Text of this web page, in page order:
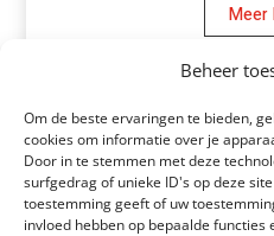
Beheer
Om de beste ervaringen te bieden,
cookies om informatie over je
Door in te stemmen met deze
surfgedrag of unieke ID's op deze
toestemming geeft of uw
invloed hebben op bepaalde functies
Meer